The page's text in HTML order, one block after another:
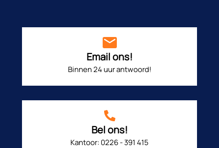
Email ons!
Binnen 24 uur antwoord!
Bel ons!
Kantoor: 0226 - 391 415